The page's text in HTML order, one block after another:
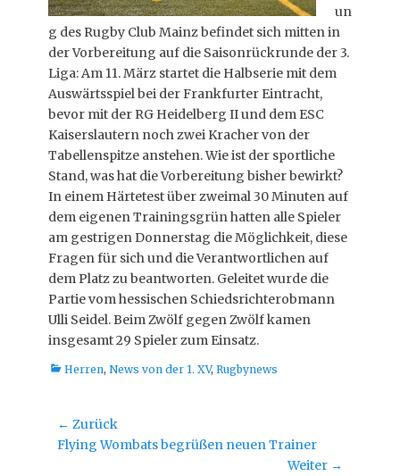
un
g des Rugby Club Mainz befindet sich mitten in
der Vorbereitung auf die Saisonrückrunde der 3.
Liga: Am 11. März startet die Halbserie mit dem
Auswärtsspiel bei der Frankfurter Eintracht,
bevor mit der RG Heidelberg II und dem ESC
Kaiserslautern noch zwei Kracher von der
Tabellenspitze anstehen. Wie ist der sportliche
Stand, was hat die Vorbereitung bisher bewirkt?
In einem Härtetest über zweimal 30 Minuten auf
dem eigenen Trainingsgrün hatten alle Spieler
am gestrigen Donnerstag die Möglichkeit, diese
Fragen für sich und die Verantwortlichen auf
dem Platz zu beantworten. Geleitet wurde die
Partie vom hessischen Schiedsrichterobmann
Ulli Seidel. Beim Zwölf gegen Zwölf kamen
insgesamt 29 Spieler zum Einsatz.
Kategorien
Herren, News von der 1. XV, Rugbynews
Beitragsnavigation
← Zurück
Vorheriger
Flying Wombats begrüßen neuen Trainer
Weiter →